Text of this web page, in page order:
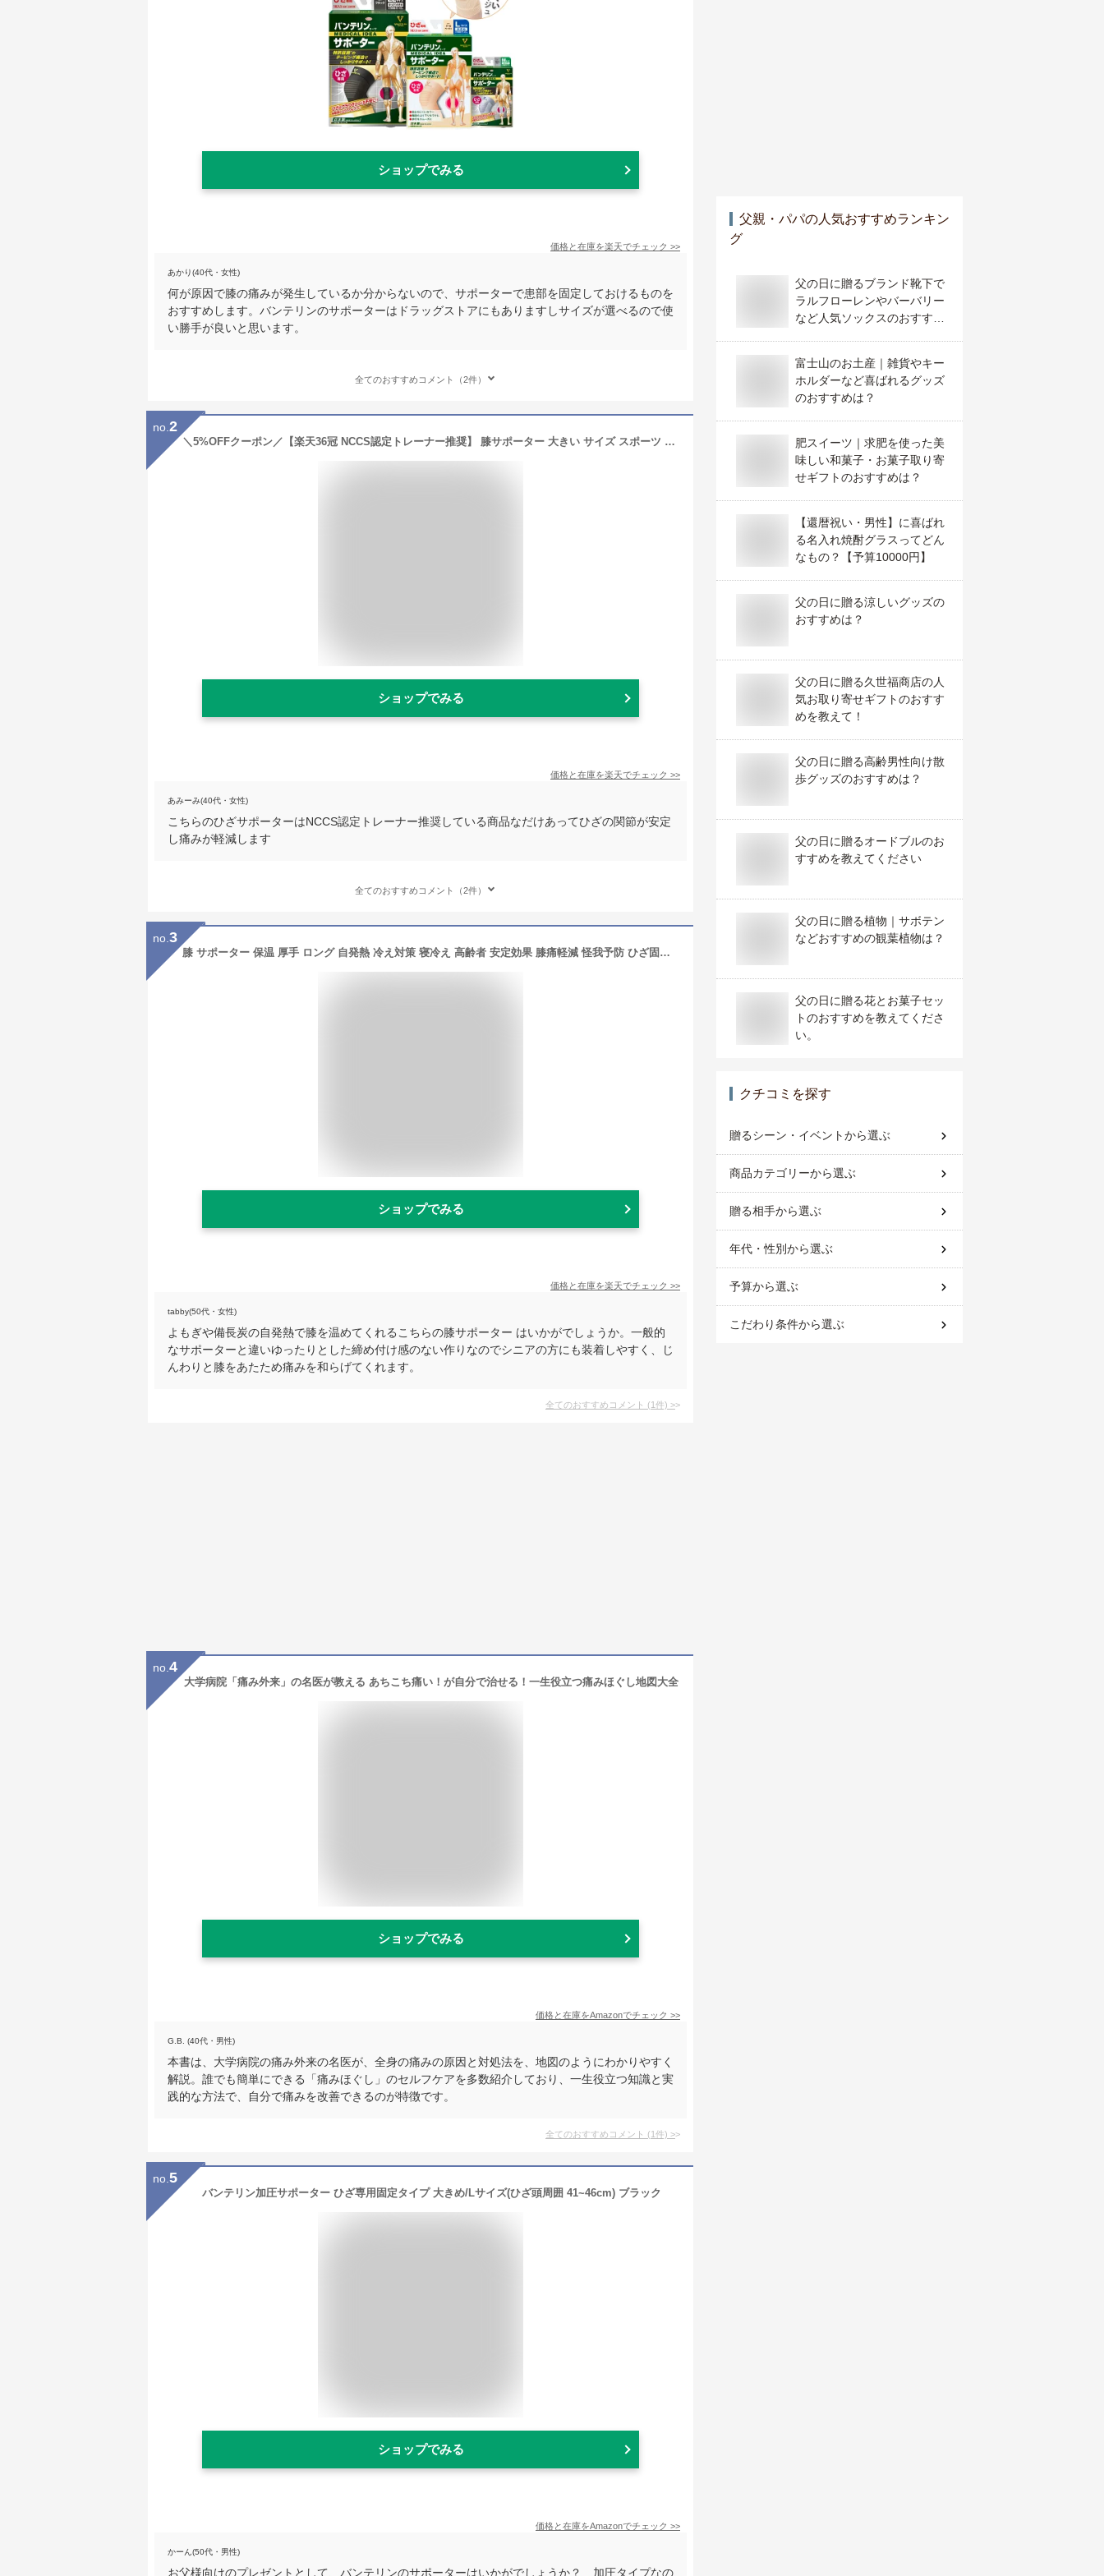
ショップでみる
価格と在庫を楽天でチェック >>
あかり(40代・女性)
何が原因で膝の痛みが発生しているか分からないので、サポーターで患部を固定しておけるものを
おすすめします。バンテリンのサポーターはドラッグストアにもありますしサイズが選べるので使
い勝手が良いと思います。
全てのおすすめコメント（2件）
no. 2
＼5%OFFクーポン／【楽天36冠 NCCS認定トレーナー推奨】 膝サポーター 大きい サイズ スポーツ 薄手 ひざ サポーター マジックテープ ランニング マラソン バスケ バレー メンズ レディース 女性用 靭帯 炎 半月板 ジャンパー 膝 関節 高齢者 転倒防止 軽減
ショップでみる
価格と在庫を楽天でチェック >>
あみーみ(40代・女性)
こちらのひざサポーターはNCCS認定トレーナー推奨している商品なだけあってひざの関節が安定
し痛みが軽減します
全てのおすすめコメント（2件）
no. 3
膝 サポーター 保温 厚手 ロング 自発熱 冷え対策 寝冷え 高齢者 安定効果 膝痛軽減 怪我予防 ひざ固定 スポーツ 左右各1枚 膝ウォーマー 膝あて 男女兼用 大きいサイズ
ショップでみる
価格と在庫を楽天でチェック >>
tabby(50代・女性)
よもぎや備長炭の自発熱で膝を温めてくれるこちらの膝サポーター はいかがでしょうか。一般的
なサポーターと違いゆったりとした締め付け感のない作りなのでシニアの方にも装着しやすく、じ
んわりと膝をあたため痛みを和らげてくれます。
全てのおすすめコメント (1件) >
no. 4
大学病院「痛み外来」の名医が教える あちこち痛い！が自分で治せる！一生役立つ痛みほぐし地図大全
ショップでみる
価格と在庫をAmazonでチェック >>
G.B. (40代・男性)
本書は、大学病院の痛み外来の名医が、全身の痛みの原因と対処法を、地図のようにわかりやすく
解説。誰でも簡単にできる「痛みほぐし」のセルフケアを多数紹介しており、一生役立つ知識と実
践的な方法で、自分で痛みを改善できるのが特徴です。
全てのおすすめコメント (1件) >
no. 5
バンテリン加圧サポーター ひざ専用固定タイプ 大きめ/Lサイズ(ひざ頭周囲 41~46cm) ブラック
ショップでみる
価格と在庫をAmazonでチェック >>
かーん(50代・男性)
お父様向けのプレゼントとして、バンテリンのサポーターはいかがでしょうか？ 加圧タイプなの
父親・パパの人気おすすめランキン
グ
父の日に贈るブランド靴下で
ラルフローレンやバーバリー
など人気ソックスのおすすめ
富士山のお土産｜雑貨やキー
ホルダーなど喜ばれるグッズ
のおすすめは？
肥スイーツ｜求肥を使った美
味しい和菓子・お菓子取り寄
せギフトのおすすめは？
【還暦祝い・男性】に喜ばれ
る名入れ焼酎グラスってどん
なもの？【予算10000円】
父の日に贈る涼しいグッズの
おすすめは？
父の日に贈る久世福商店の人
気お取り寄せギフトのおすす
めを教えて！
父の日に贈る高齢男性向け散
歩グッズのおすすめは？
父の日に贈るオードブルのお
すすめを教えてください
父の日に贈る植物｜サボテン
などおすすめの観葉植物は？
父の日に贈る花とお菓子セッ
トのおすすめを教えてくださ
い。
クチコミを探す
贈るシーン・イベントから選ぶ
商品カテゴリーから選ぶ
贈る相手から選ぶ
年代・性別から選ぶ
予算から選ぶ
こだわり条件から選ぶ